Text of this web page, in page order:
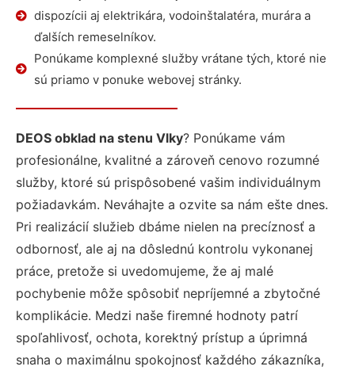
dispozícii aj elektrikára, vodoinštalatéra, murára a
ďalších remeselníkov.
Ponúkame komplexné služby vrátane tých, ktoré nie
sú priamo v ponuke webovej stránky.
DEOS obklad na stenu Vlky? Ponúkame vám
profesionálne, kvalitné a zároveň cenovo rozumné
služby, ktoré sú prispôsobené vašim individuálnym
požiadavkám. Neváhajte a ozvite sa nám ešte dnes.
Pri realizácií služieb dbáme nielen na precíznosť a
odbornosť, ale aj na dôslednú kontrolu vykonanej
práce, pretože si uvedomujeme, že aj malé
pochybenie môže spôsobiť nepríjemné a zbytočné
komplikácie. Medzi naše firemné hodnoty patrí
spoľahlivosť, ochota, korektný prístup a úprimná
snaha o maximálnu spokojnosť každého zákazníka,